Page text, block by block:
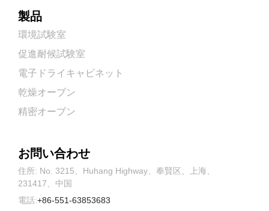
製品
環境試験室
促進耐候試験室
電子ドライキャビネット
乾燥オーブン
精密オーブン
お問い合わせ
住所: No. 3215、Huhang Highway、奉賢区、上海、
231417、中国
電話:+86-551-63853683